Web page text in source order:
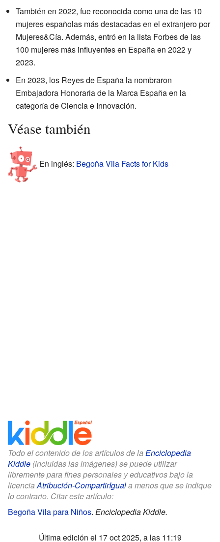
También en 2022, fue reconocida como una de las 10
mujeres españolas más destacadas en el extranjero por
Mujeres&Cía. Además, entró en la lista Forbes de las
100 mujeres más influyentes en España en 2022 y
2023.
En 2023, los Reyes de España la nombraron
Embajadora Honoraria de la Marca España en la
categoría de Ciencia e Innovación.
Véase también
En inglés: Begoña Vila Facts for Kids
Todo el contenido de los artículos de la Enciclopedia
Kiddle (incluidas las imágenes) se puede utilizar
libremente para fines personales y educativos bajo la
licenciaAtribución-CompartirIguala menos que se indique
lo contrario. Citar este artículo:
Begoña Vila para Niños. Enciclopedia Kiddle.
Última edición el 17 oct 2025, a las 11:19